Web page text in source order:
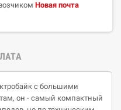
Новая почта
с большими
он - самый компактный